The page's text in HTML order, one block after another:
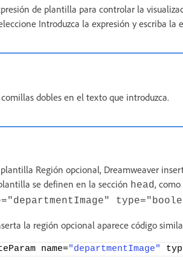
de plantilla para controlar la
Introduzca la expresión y escriba la
dobles en el texto que introduzca.
Región opcional, Dreamweaver
se definen en la sección head,
la región opcional aparece código
name="departmentImage"